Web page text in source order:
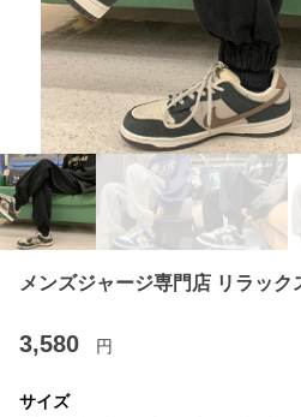
メンズジャージ専門店 リラッ
3,580 円
サイズ